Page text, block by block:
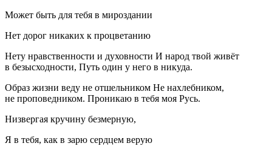
Может быть для тебя в мироздании
Нет дорог никаких к процветанию
Нету нравственности и духовности И народ твой живёт
в безысходности, Путь один у него в никуда.
Образ жизни веду не отшельником Не нахлебником,
не проповедником. Проникаю в тебя моя Русь.
Низвергая кручину безмерную,
Я в тебя, как в зарю сердцем верую